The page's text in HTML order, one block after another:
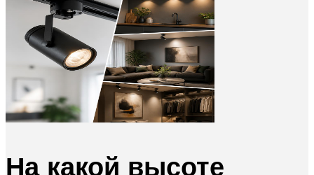
На какой высоте